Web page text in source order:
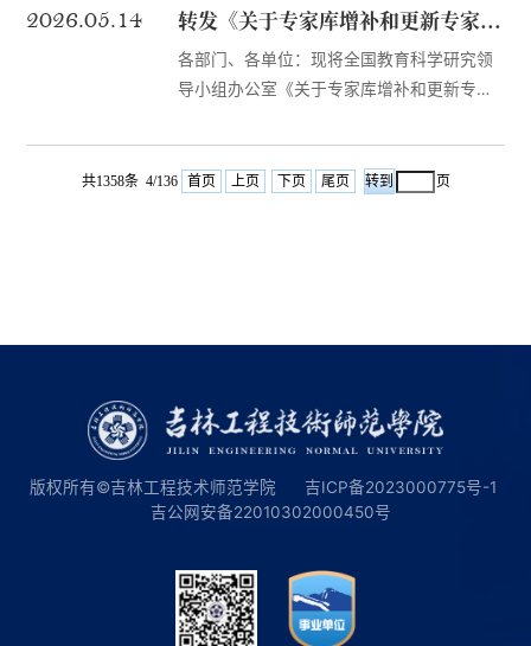
起一年。...
般课题两类，我校限额申报。申请人根据选
题指南（见附件1）提供的研究范围，结合自
身的研究基础和学术专长，认真凝练研究课
化设计，也可自拟选题。二、申报条件课题
申请人须具有独立承担研究任务与有效组织
2026.05.14 转发《关于专家库增补和更新专家信息的通知》
各部门、各单位：现将全国教育科学研究领
导小组办公室《关于专家库增补和更新专家
知要求，积极组织申报。一、推荐标准
（一）政治标准拥护中国共产党领导，增强
共1358条 4/136 首页 上页 下页 尾页 页
版权所有©吉林工程技术师范学院 吉ICP备2023000775号-1
吉公网安备22010302000450号